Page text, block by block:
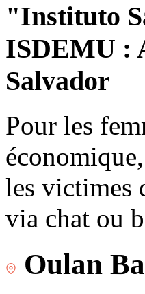
"Instituto
ISDEMU :
Salvador
Pour les
les victimes
via chat ou
Oulan